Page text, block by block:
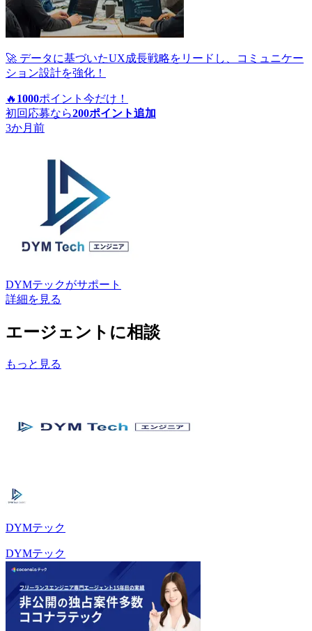
🚀 データに基づいたUX成長戦略をリードし、コミュニケー
ション設計を強化！
🔥 1000ポイント 今だけ！
初回応募なら200ポイント追加
3か月前
DYMテックがサポート
詳細を見る
エージェントに相談
もっと見る
DYMテック
DYMテック